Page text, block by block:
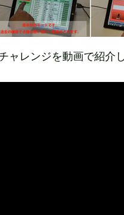
ャレンジを動画で紹介